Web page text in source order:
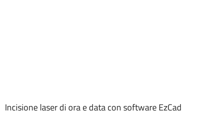
Incisione laser di ora e data con software EzCad